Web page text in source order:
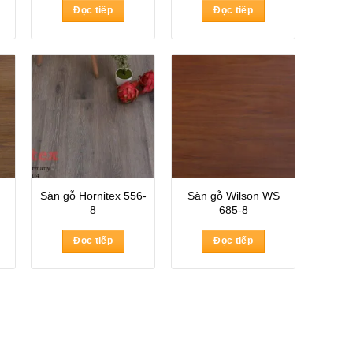
Đọc tiếp Đọc tiếp
Sàn gỗ Hornitex 556-
8
Đọc tiếp
Sàn gỗ Wilson WS
685-8
Đọc tiếp